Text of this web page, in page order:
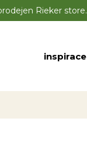
Rieker store.
inspirace